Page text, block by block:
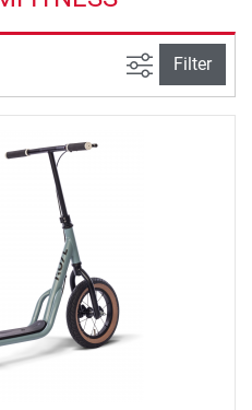
Ansicht
Filter